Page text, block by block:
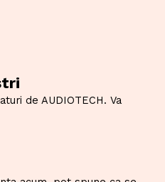
de AUDIOTECH. Va